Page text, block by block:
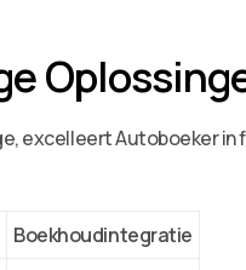
excelleert Autoboeker
Boekhoudintegratie